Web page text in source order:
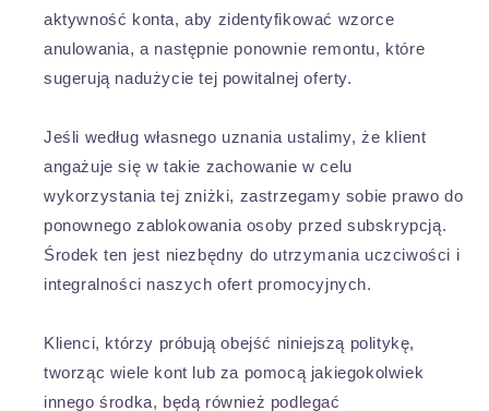
aktywność konta, aby zidentyfikować wzorce
anulowania, a następnie ponownie remontu, które
sugerują nadużycie tej powitalnej oferty.
Jeśli według własnego uznania ustalimy, że klient
angażuje się w takie zachowanie w celu
wykorzystania tej zniżki, zastrzegamy sobie prawo do
ponownego zablokowania osoby przed subskrypcją.
Środek ten jest niezbędny do utrzymania uczciwości i
integralności naszych ofert promocyjnych.
Klienci, którzy próbują obejść niniejszą politykę,
tworząc wiele kont lub za pomocą jakiegokolwiek
innego środka, będą również podlegać